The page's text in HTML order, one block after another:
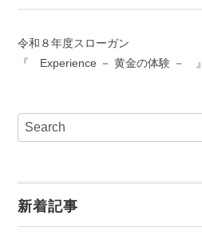
令和８年度スローガン
『 Experience － 黄金の体験 － 』
新着記事